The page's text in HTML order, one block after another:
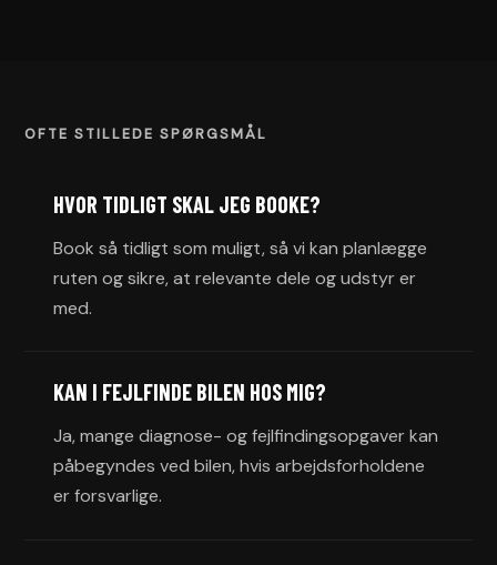
OFTE STILLEDE SPØRGSMÅL
HVOR TIDLIGT SKAL JEG BOOKE?
Book så tidligt som muligt, så vi kan planlægge
ruten og sikre, at relevante dele og udstyr er
med.
KAN I FEJLFINDE BILEN HOS MIG?
Ja, mange diagnose- og fejlfindingsopgaver kan
påbegyndes ved bilen, hvis arbejdsforholdene
er forsvarlige.